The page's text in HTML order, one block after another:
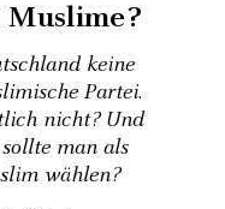
keine
Partei.
nicht? Und
man als
wählen?